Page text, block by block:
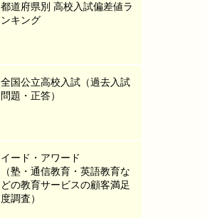
都道府県別 高校入試偏差値ラ
ンキング
全国公立高校入試（過去入試
問題・正答）
イード・アワード
（塾・通信教育・英語教育な
どの教育サービスの顧客満足
度調査）